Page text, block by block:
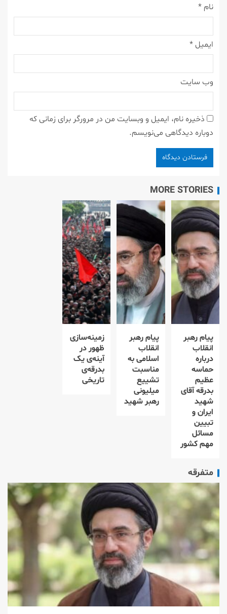
نام *
ایمیل *
وب‌ سایت
ذخیره نام، ایمیل و وبسایت من در مرورگر برای زمانی که
دوباره دیدگاهی می‌نویسم.
MORE STORIES
پیام رهبر
انقلاب
درباره
حماسه
عظیم
بدرقه آقای
شهید
ایران و
تبیین
مسائل
مهم کشور
پیام رهبر
انقلاب
اسلامی به
مناسبت
تشییع
میلیونی
رهبر شهید
زمینه‌سازی
ظهور در
آینه‌ی یک
بدرقه‌ی
تاریخی
متفرقه